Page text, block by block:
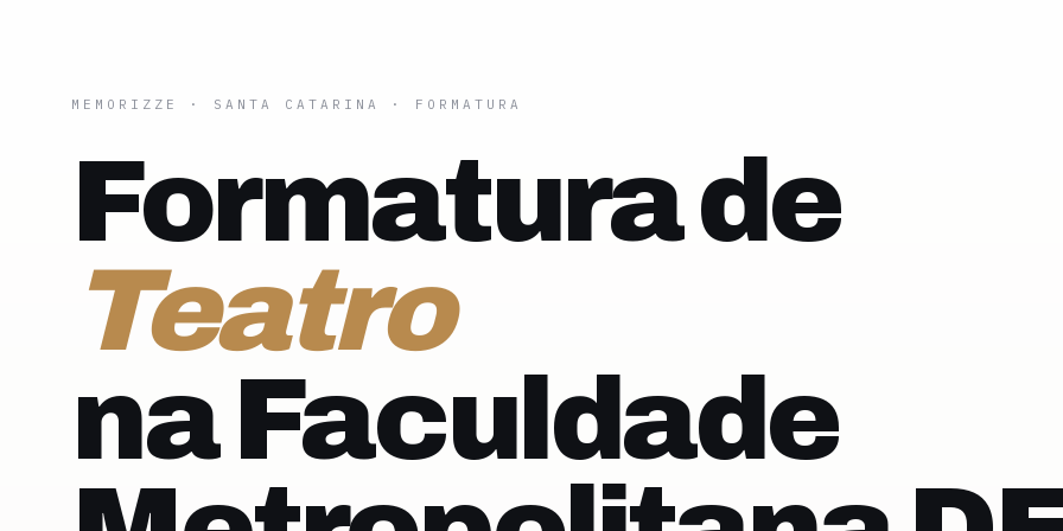
MEMORIZZE · SANTA CATARINA · FORMATURA
Formatura de
Teatro
na Faculdade